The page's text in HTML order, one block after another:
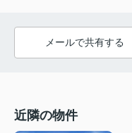
メールで共有する
近隣の物件